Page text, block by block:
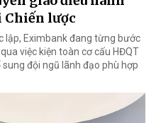
lược
lập, Eximbank đang từng bước
việc kiện toàn cơ cấu HĐQT
đội ngũ lãnh đạo phù hợp